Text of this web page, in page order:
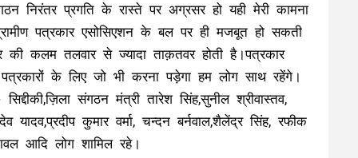
निरंतर प्रगति के रास्ते पर अग्रसर हो यही मेरी कामना
पत्रकार एसोसिएशन के बल पर ही मजबूत हो सकती
कलम तलवार से ज्यादा ताक़तवर होती है।पत्रकार
के लिए जो भी करना पड़ेगा हम लोग साथ रहेंगे।
संगठन मंत्री तारेश सिंह,सुनील श्रीवास्तव,
यादव,प्रदीप कुमार वर्मा, चन्दन बर्नवाल,शैलेंद्र सिंह, रफीक
आदि लोग शामिल रहे।